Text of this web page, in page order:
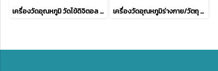
เครื่องวัดอุณหภูมิ วัดไข้ดิจิตอล YAMADA รุ่น DT-8806 เครื่องวัดอุณหภูมิร่างกาย/วัตถุ แบบอินฟราเรด แบบไม่สัมผัสร่างกาย Pangao รุ่น PG-IRT1602